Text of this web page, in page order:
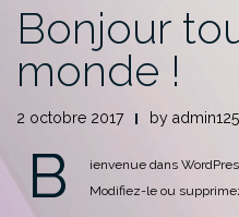
Bonjour
monde !
2 octobre 2017 by
B
ienvenue dans
Modifiez-le ou